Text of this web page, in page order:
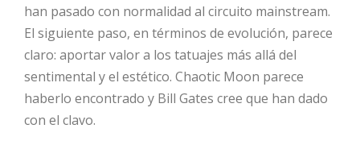
HOT
han pasado con normalidad al circuito mainstream.
El siguiente paso, en términos de evolución, parece
claro: aportar valor a los tatuajes más allá del
sentimental y el estético. Chaotic Moon parece
haberlo encontrado y Bill Gates cree que han dado
con el clavo.